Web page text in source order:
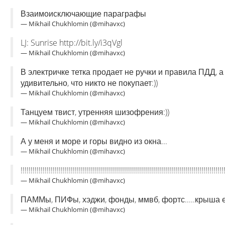
Взаимоисключающие параграфы
— Mikhail Chukhlomin (@mihavxc)
LJ: Sunrise http://bit.ly/i3qVgl
— Mikhail Chukhlomin (@mihavxc)
В электричке тетка продает не ручки и правила
удивительно, что никто не покупает:))
— Mikhail Chukhlomin (@mihavxc)
Танцуем твист, утренняя шизофрения:))
— Mikhail Chukhlomin (@mihavxc)
А у меня и море и горы видно из окна...
— Mikhail Chukhlomin (@mihavxc)
— Mikhail Chukhlomin (@mihavxc)
ПАММы, ПИФы, хэджи, фонды, ммвб, фортс.....крыша
— Mikhail Chukhlomin (@mihavxc)